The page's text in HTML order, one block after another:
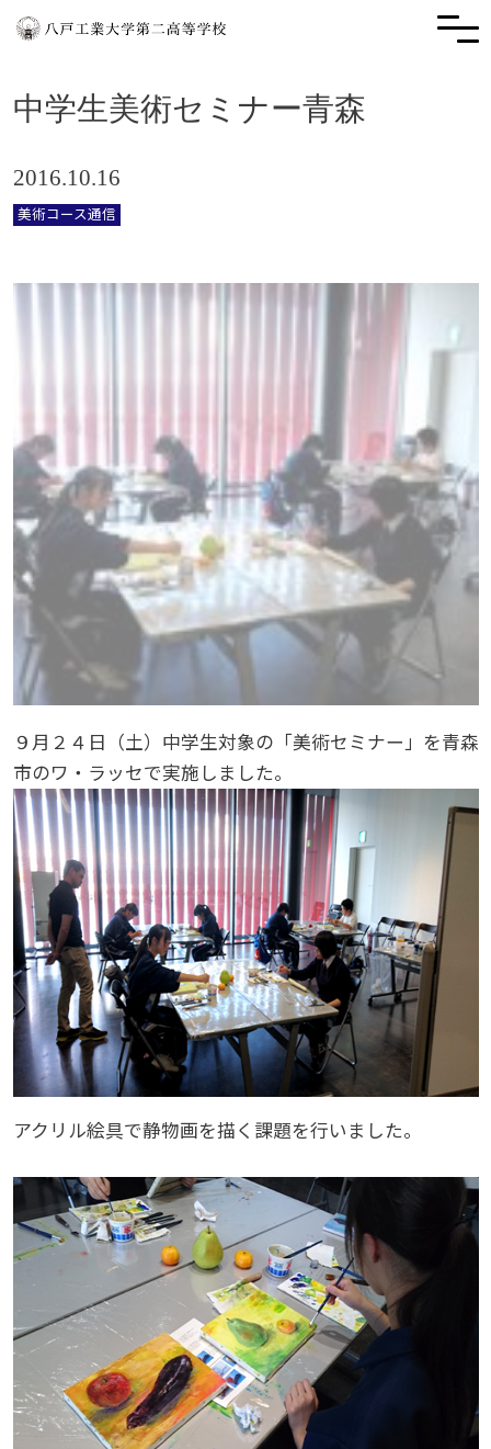
中学生美術セミナー青森
2016.10.16
美術コース通信
９月２４日（土）中学生対象の「美術セミナー」を青森
市のワ・ラッセで実施しました。
アクリル絵具で静物画を描く課題を行いました。